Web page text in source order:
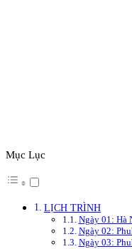
Mục Lục
LỊCH TRÌNH
Ngày 01: Hà
Ngày 02:
Ngày 03: